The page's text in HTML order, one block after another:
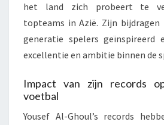
het land zich probeert te
topteams in Azië. Zijn bijdragen
generatie spelers geïnspireerd
excellentie en ambitie binnen de
Impact van zijn records
voetbal
Yousef Al-Ghoul’s records